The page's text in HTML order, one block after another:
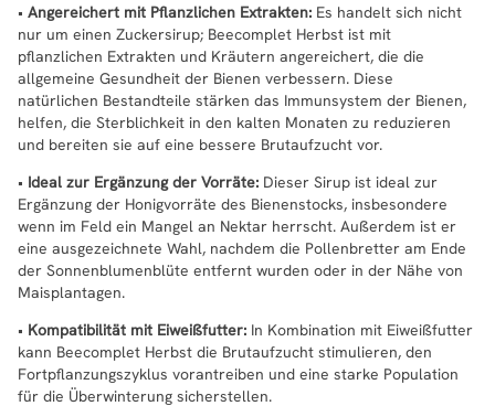
• Angereichert mit Pflanzlichen Extrakten: Es handelt sich nicht
nur um einen Zuckersirup; Beecomplet Herbst ist mit
pflanzlichen Extrakten und Kräutern angereichert, die die
allgemeine Gesundheit der Bienen verbessern. Diese
natürlichen Bestandteile stärken das Immunsystem der Bienen,
helfen, die Sterblichkeit in den kalten Monaten zu reduzieren
und bereiten sie auf eine bessere Brutaufzucht vor.
• Ideal zur Ergänzung der Vorräte: Dieser Sirup ist ideal zur
Ergänzung der Honigvorräte des Bienenstocks, insbesondere
wenn im Feld ein Mangel an Nektar herrscht. Außerdem ist er
eine ausgezeichnete Wahl, nachdem die Pollenbretter am Ende
der Sonnenblumenblüte entfernt wurden oder in der Nähe von
Maisplantagen.
• Kompatibilität mit Eiweißfutter: In Kombination mit Eiweißfutter
kann Beecomplet Herbst die Brutaufzucht stimulieren, den
Fortpflanzungszyklus vorantreiben und eine starke Population
für die Überwinterung sicherstellen.